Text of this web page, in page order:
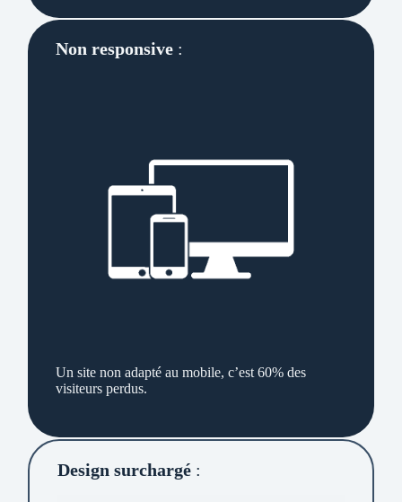
Non responsive :
Un site non adapté au mobile, c’est 60% des
visiteurs perdus.
Design surchargé :